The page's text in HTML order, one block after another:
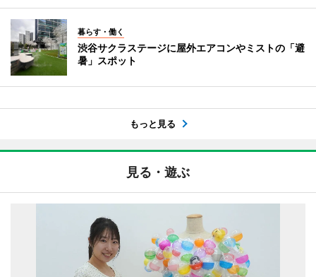
暮らす・働く
渋谷サクラステージに屋外エアコンやミストの「避
暑」スポット
もっと見る
見る・遊ぶ